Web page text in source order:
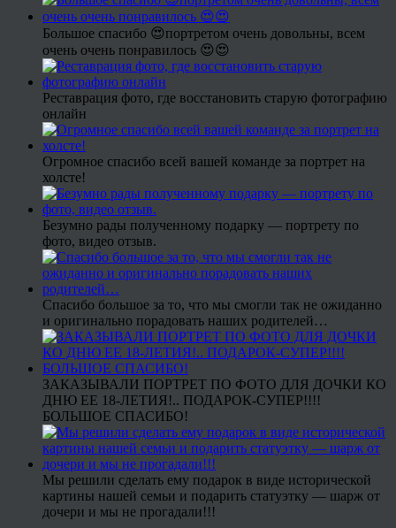
Большое спасибо 😍портретом очень довольны, всем
очень очень понравилось 😍😍
Реставрация фото, где восстановить старую фотографию
онлайн
Огромное спасибо всей вашей команде за портрет на
холсте!
Безумно рады полученному подарку — портрету по
фото, видео отзыв.
Спасибо большое за то, что мы смогли так не ожиданно
и оригинально порадовать наших родителей…
ЗАКАЗЫВАЛИ ПОРТРЕТ ПО ФОТО ДЛЯ ДОЧКИ КО
ДНЮ ЕЕ 18-ЛЕТИЯ!.. ПОДАРОК-СУПЕР!!!!
БОЛЬШОЕ СПАСИБО!
Мы решили сделать ему подарок в виде исторической
картины нашей семьи и подарить статуэтку — шарж от
дочери и мы не прогадали!!!